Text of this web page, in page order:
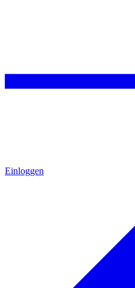
Einloggen